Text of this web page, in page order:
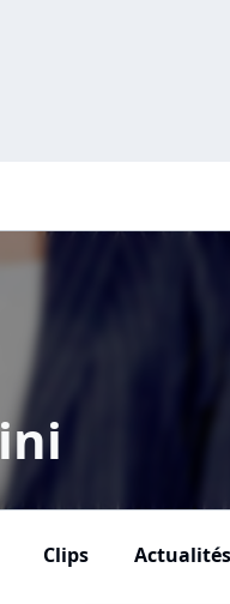
Clips Actualités